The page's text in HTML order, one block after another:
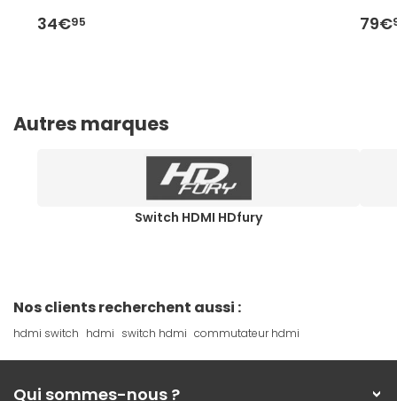
34€95 79€
Autres marques
Switch HDMI HDfury
Nos clients recherchent aussi :
hdmi switch hdmi switch hdmi commutateur hdmi
Qui sommes-nous ?